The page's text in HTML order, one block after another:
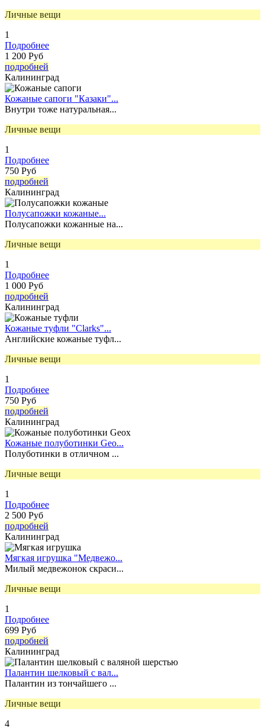
Личные вещи
1
Подробнее
1 200 Руб
подробней
Калининград
Кожаные сапоги "Казаки"...
Внутри тоже натуральная...
Личные вещи
1
Подробнее
750 Руб
подробней
Калининград
Полусапожки кожаные...
Полусапожки кожанные на...
Личные вещи
1
Подробнее
1 000 Руб
подробней
Калининград
Кожаные туфли "Clarks"...
Английские кожаные туфл...
Личные вещи
1
Подробнее
750 Руб
подробней
Калининград
Кожаные полуботинки Geo...
Полуботинки в отличном ...
Личные вещи
1
Подробнее
2 500 Руб
подробней
Калининград
Мягкая игрушка "Медвежо...
Милый медвежонок скраси...
Личные вещи
1
Подробнее
699 Руб
подробней
Калининград
Палантин шелковый с вал...
Палантин из тончайшего ...
Личные вещи
4